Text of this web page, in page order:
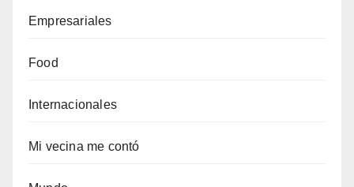
Empresariales
Food
Internacionales
Mi vecina me contó